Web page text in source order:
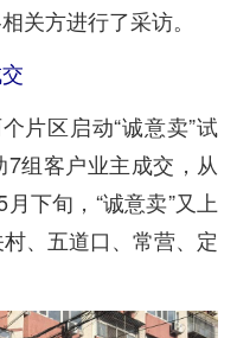
关方进行了采访。
区启动“诚意卖”试
组客户业主成交，从
下旬，“诚意卖”又上
、五道口、常营、定